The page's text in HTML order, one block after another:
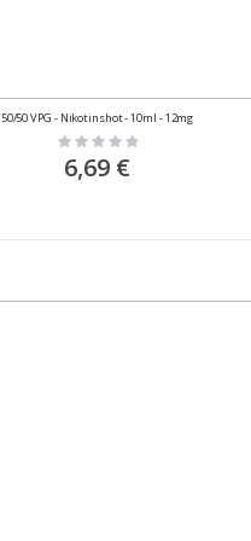
50/50 VPG - Nikotinshot - 10ml - 12mg
Rating:
0%
6,69 €